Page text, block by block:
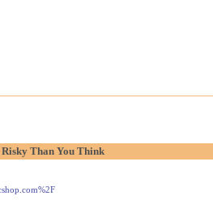
Than You Think